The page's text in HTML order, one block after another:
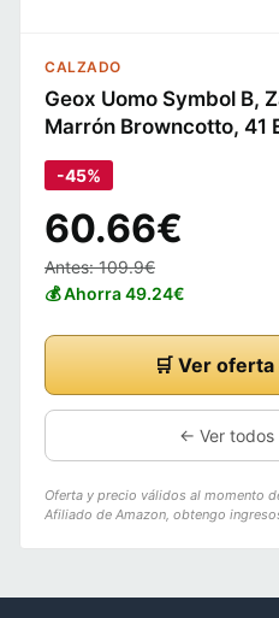
CALZADO
Geox Uomo Symbol B,
Marrón Browncotto, 41
-45%
60.66€
Antes: 109.9€
💰 Ahorra 49.24€
🛒 Ver
← Ver todos
Oferta y precio válidos al momento
Afiliado de Amazon, obtengo